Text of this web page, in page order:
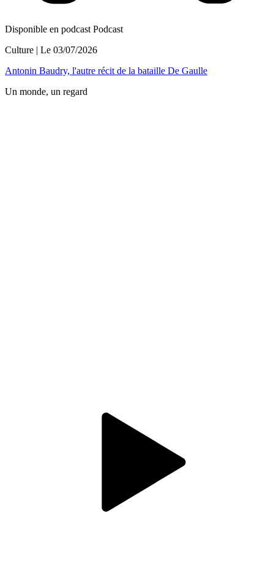
Disponible en podcast Podcast
Culture | Le 03/07/2026
Antonin Baudry, l'autre récit de la bataille De Gaulle
Un monde, un regard